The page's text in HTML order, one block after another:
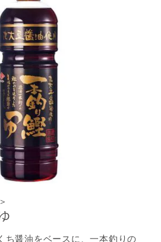
ち醤油をベースに、一本釣りの